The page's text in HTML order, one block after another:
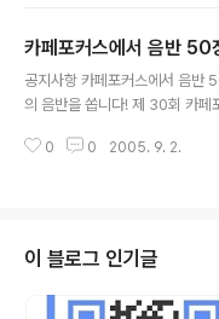
카페포커스에서 음반 50
공지사항 카페포커스에서 음반
의 음반을 쏩니다! 제 30회 카페
즈 등 다양한 음악을 좋아하는
0 0 2005. 9. 2.
이 블로그 인기글